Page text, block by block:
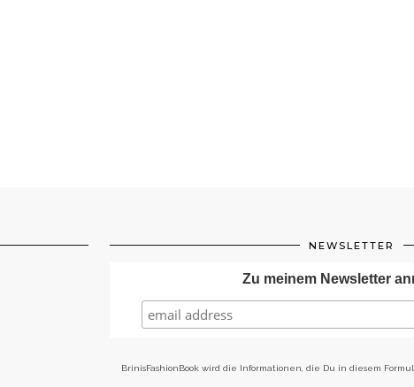
NEWSLETTER
Zu meinem Newsletter
BrinisFashionBook wird die Informationen, die Du in diesem